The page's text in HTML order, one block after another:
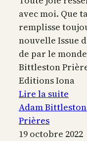
avec moi. Que
remplisse
nouvelle Issue
de par le
Bittleston
Editions Iona
Lire la suite
Adam Bittleston
Prières
19 octobre 2022